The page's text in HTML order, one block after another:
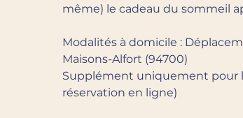
même) le cadeau du sommeil
Modalités à domicile :
Maisons-Alfort (94700)
Supplément uniquement pour
réservation en ligne)